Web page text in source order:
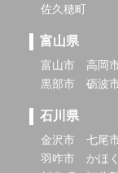
佐久穂町
富山県
富山市 高岡
黒部市
砺波
石川県
金沢市 七尾
羽咋市
かほ